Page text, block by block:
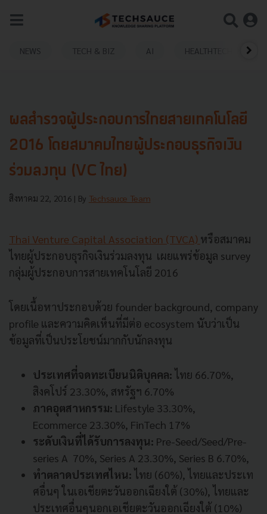
NEWS TECH & BIZ AI HEALTHTECH
ผลสำรวจผู้ประกอบการไทยสายเทคโนโลยี
2016 โดยสมาคมไทยผู้ประกอบธุรกิจเงิน
ร่วมลงทุน (VC ไทย)
สิงหาคม 22, 2016 | By Techsauce Team
Thai Venture Capital Association (TVCA) หรือสมาคม
ไทยผู้ประกอบธุรกิจเงินร่วมลงทุน เผยแพร่ข้อมูล survey
กลุ่มผู้ประกอบการสายเทคโนโลยี 2016
โดยเนื้อหาประกอบด้วย founder background, company
profile และความคิดเห็นที่มีต่อ ecosystem นับว่าเป็น
ข้อมูลที่เป็นประโยชน์มากกับนักลงทุน
ประเทศที่จดทะเบียนนิติบุคคล: ไทย 66.70%,
สิงคโปร์ 23.30%, สหรัฐฯ 6.70%
ภาคอุตสาหกรรม: Lifestyle 33.30%,
Ecommerce 23.30%, FinTech 17%
ระดับเงินที่ได้รับการลงทุน: Pre-Seed/Seed/Pre-
series A 70%, Series A 23.30%, Series B 6.70%,
ทำตลาดประเทศไหน: ไทย (60%), ไทยและประเท
ศอื่นๆ ในเอเชียตะวันออกเฉียงใต้ (30%), ไทยและ
ประเทศอื่นๆนอกเอเชียตะวันออกเฉียงใต้ (10%)